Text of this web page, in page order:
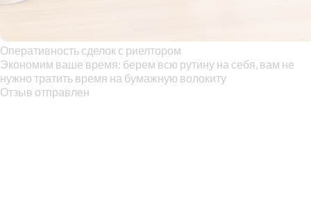
Оперативность сделок с риелтором
Экономим ваше время: берем всю рутину на себя, вам не
нужно тратить время на бумажную волокиту
Отзыв отправлен